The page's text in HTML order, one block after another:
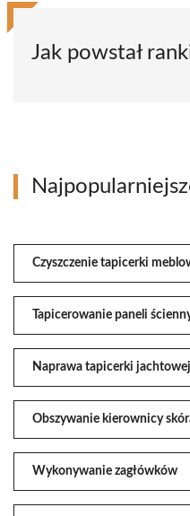
Jak powstał
Czyszczenie tapicerki
Tapicerowanie paneli
Naprawa tapicerki jachtowej
Obszywanie kierownicy
Wykonywanie zagłówków